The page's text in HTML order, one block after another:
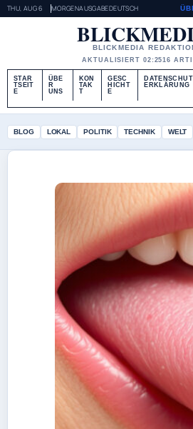
THU, AUG 6 MORGENAUSGABEDEUTSCH
BLICKMEDIA
AKTUALISIERT 02:2516
STAR
TSEIT
E
ÜBE
R
UNS
KON
TAK
T
GESC
HICHT
E
ERKLÄRUNG
BLOG LOKAL POLITIK TECHNIK WELT